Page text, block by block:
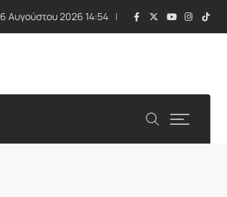
6 Αυγούστου 2026 14:54